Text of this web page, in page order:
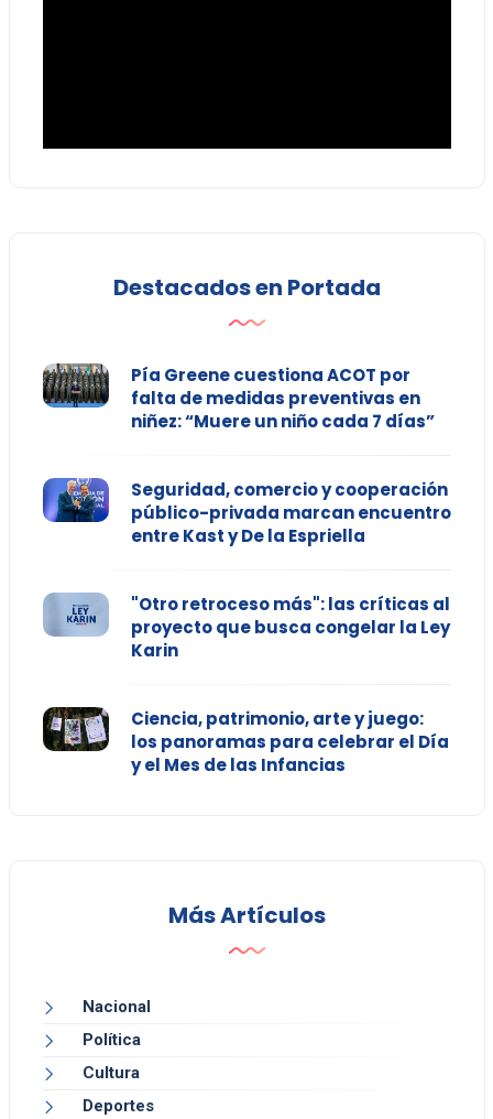
Destacados en Portada
Pía Greene cuestiona ACOT por
falta de medidas preventivas en
niñez: “Muere un niño cada 7 días”
Seguridad, comercio y cooperación
público-privada marcan encuentro
entre Kast y De la Espriella
"Otro retroceso más": las críticas al
proyecto que busca congelar la Ley
Karin
Ciencia, patrimonio, arte y juego:
los panoramas para celebrar el Día
y el Mes de las Infancias
Más Artículos
Nacional
Política
Cultura
Deportes